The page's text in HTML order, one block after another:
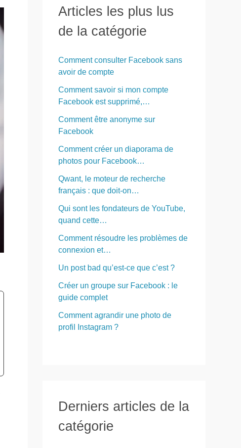
r
c
Articles les plus lus
de la catégorie
Comment consulter Facebook sans
avoir de compte
Comment savoir si mon compte
Facebook est supprimé,…
Comment être anonyme sur
Facebook
Comment créer un diaporama de
photos pour Facebook…
Qwant, le moteur de recherche
français : que doit-on…
Qui sont les fondateurs de YouTube,
quand cette…
Comment résoudre les problèmes de
connexion et…
Un post bad qu’est-ce que c’est ?
Créer un groupe sur Facebook : le
guide complet
Comment agrandir une photo de
profil Instagram ?
Derniers articles de la
catégorie